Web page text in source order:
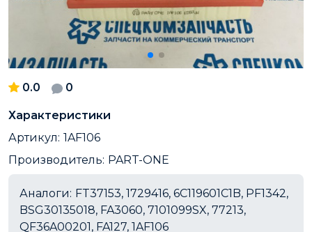
0.0 0
Характеристики
Артикул: 1AF106
Производитель: PART-ONE
Аналоги: FT37153, 1729416, 6C119601C1B, PF1342,
BSG30135018, FA3060, 7101099SX, 77213,
QF36A00201, FA127, 1AF106